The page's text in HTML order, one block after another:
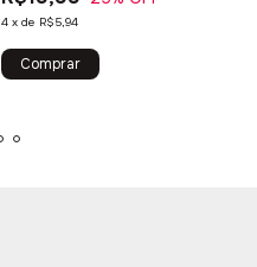
4 x de R$5,94